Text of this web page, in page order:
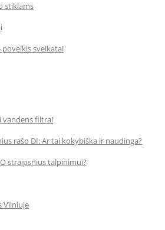
stiklams
sveikatai
vandens filtrai
rašo DI: Ar tai kokybiška ir naudinga?
straipsnius talpinimui?
Vilniuje